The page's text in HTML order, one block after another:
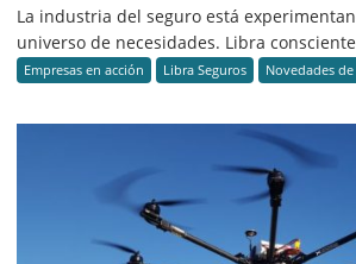
La industria del seguro está
universo de necesidades. Libra
Empresas en acción Libra Seguros Novedades